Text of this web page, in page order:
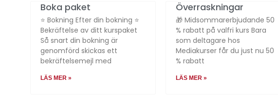
Boka paket
⭐ Bokning Efter din bokning ⭐
Bekräftelse av ditt kurspaket
Så snart din bokning är
genomförd skickas ett
bekräftelsemejl med
LÄS MER »
Överraskningar
🎁 Midsommarerbjudande 50
% rabatt på valfri kurs Bara
som deltagare hos
Mediakurser får du just nu 50
% rabatt
LÄS MER »